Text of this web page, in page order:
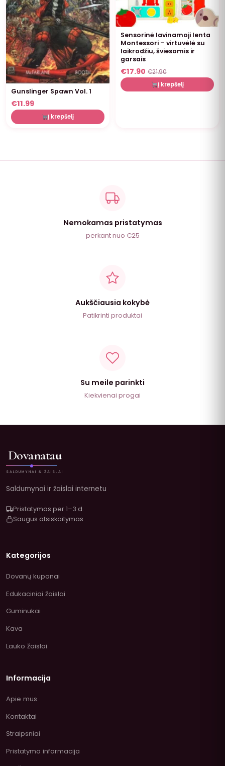
Gunslinger Spawn Vol. 1
€11.99
Į krepšelį
Sensorinė lavinamoji lenta
Montessori – virtuvėlė su
laikrodžiu, šviesomis ir
garsais
€17.90 €21.90
Į krepšelį
Nemokamas pristatymas
perkant nuo €25
Aukščiausia kokybė
Patikrinti produktai
Su meile parinkti
Kiekvienai progai
Dovanatau
SALDUMYNAI & ŽAISLAI
Saldumynai ir žaislai internetu
Pristatymas per 1–3 d.
Saugus atsiskaitymas
Kategorijos
Dovanų kuponai
Edukaciniai žaislai
Guminukai
Kava
Lauko žaislai
Informacija
Apie mus
Kontaktai
Straipsniai
Pristatymo informacija